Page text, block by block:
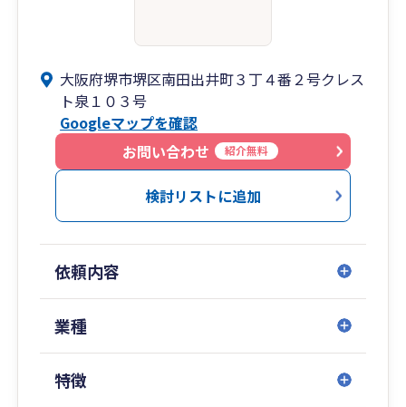
大阪府堺市堺区南田出井町３丁４番２号クレス
ト泉１０３号
Googleマップを確認
お問い合わせ
紹介無料
検討リストに追加
依頼内容
業種
特徴